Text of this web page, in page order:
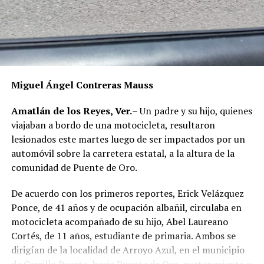
Miguel Ángel Contreras Mauss
Amatlán de los Reyes, Ver.– Un padre y su hijo, quienes
viajaban a bordo de una motocicleta, resultaron
lesionados este martes luego de ser impactados por un
automóvil sobre la carretera estatal, a la altura de la
comunidad de Puente de Oro.
De acuerdo con los primeros reportes, Erick Velázquez
Ponce, de 41 años y de ocupación albañil, circulaba en
motocicleta acompañado de su hijo, Abel Laureano
Cortés, de 11 años, estudiante de primaria. Ambos se
dirigían de la localidad de Arroyo Azul, en el municipio